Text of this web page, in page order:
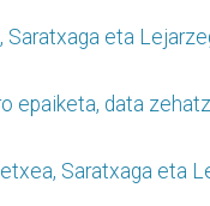
Saratxaga eta
epaiketa, data
Saratxaga eta